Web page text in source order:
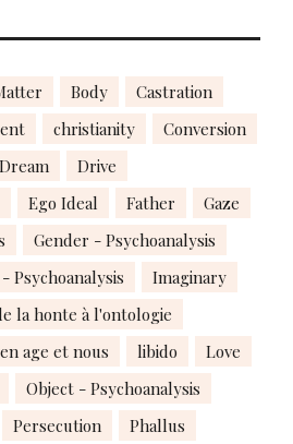
Body
Castration
christianity
Conversion
Dream
Drive
Ego Ideal Father
Gaze
Gender - Psychoanalysis
Psychoanalysis
Imaginary
la honte à l'ontologie
age et nous
libido
Love
Object - Psychoanalysis
Persecution
Phallus